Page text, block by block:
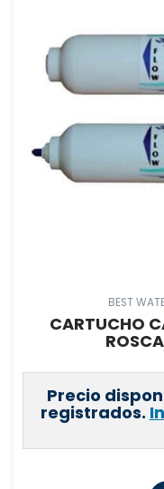
BEST
CARTUCHO
Precio
registrados.